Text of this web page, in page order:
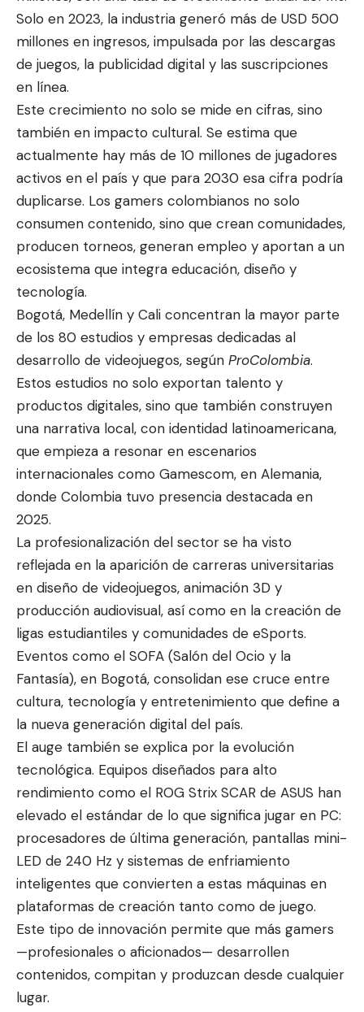
Solo en 2023, la industria generó más de USD 500
millones en ingresos, impulsada por las descargas
de juegos, la publicidad digital y las suscripciones
en línea.
Este crecimiento no solo se mide en cifras, sino
también en impacto cultural. Se estima que
actualmente hay más de 10 millones de jugadores
activos en el país y que para 2030 esa cifra podría
duplicarse. Los gamers colombianos no solo
consumen contenido, sino que crean comunidades,
producen torneos, generan empleo y aportan a un
ecosistema que integra educación, diseño y
tecnología.
Bogotá, Medellín y Cali concentran la mayor parte
de los 80 estudios y empresas dedicadas al
desarrollo de videojuegos, según ProColombia.
Estos estudios no solo exportan talento y
productos digitales, sino que también construyen
una narrativa local, con identidad latinoamericana,
que empieza a resonar en escenarios
internacionales como Gamescom, en Alemania,
donde Colombia tuvo presencia destacada en
2025.
La profesionalización del sector se ha visto
reflejada en la aparición de carreras universitarias
en diseño de videojuegos, animación 3D y
producción audiovisual, así como en la creación de
ligas estudiantiles y comunidades de eSports.
Eventos como el SOFA (Salón del Ocio y la
Fantasía), en Bogotá, consolidan ese cruce entre
cultura, tecnología y entretenimiento que define a
la nueva generación digital del país.
El auge también se explica por la evolución
tecnológica. Equipos diseñados para alto
rendimiento como el ROG Strix SCAR de ASUS han
elevado el estándar de lo que significa jugar en PC:
procesadores de última generación, pantallas mini-
LED de 240 Hz y sistemas de enfriamiento
inteligentes que convierten a estas máquinas en
plataformas de creación tanto como de juego.
Este tipo de innovación permite que más gamers
—profesionales o aficionados— desarrollen
contenidos, compitan y produzcan desde cualquier
lugar.